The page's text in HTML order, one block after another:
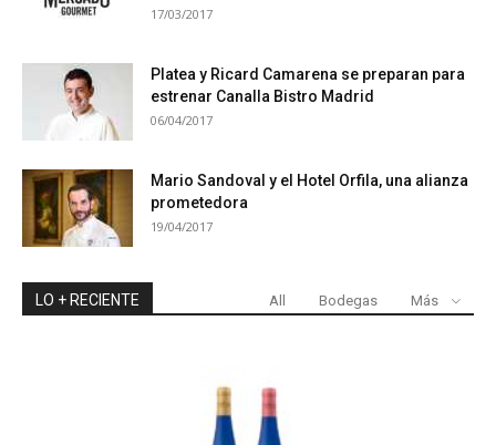
17/03/2017
Platea y Ricard Camarena se preparan para
estrenar Canalla Bistro Madrid
06/04/2017
Mario Sandoval y el Hotel Orfila, una alianza
prometedora
19/04/2017
LO + RECIENTE All Bodegas Más